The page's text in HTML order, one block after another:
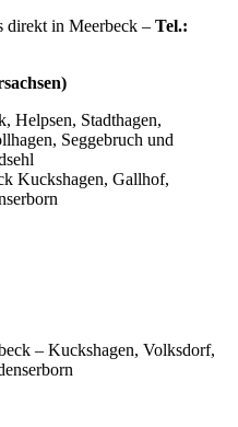
direkt in Meerbeck – Tel.:
Helpsen, Stadthagen,
Seggebruch und
Kuckshagen, Gallhof,
– Kuckshagen, Volksdorf,